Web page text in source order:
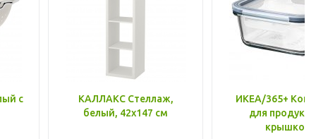
с
КАЛЛАКС Стеллаж,
белый, 42x147 см
ИКЕА/365+
для
крышкой,